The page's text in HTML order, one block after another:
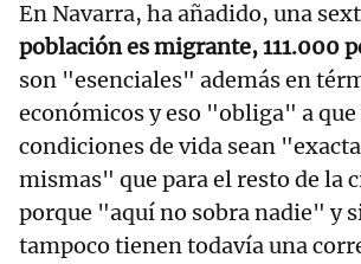
En Navarra, ha añadido, una
población es migrante, 111.000
son "esenciales" además en
económicos y eso "obliga" a que
condiciones de vida sean
mismas" que para el resto de la
porque "aquí no sobra nadie" y
tampoco tienen todavía una